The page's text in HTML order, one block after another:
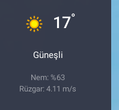
17°
Güneşli
Nem: %63
Rüzgar: 4.11 m/s